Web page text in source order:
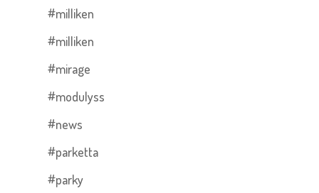
#milliken
#milliken
#mirage
#modulyss
#news
#parketta
#parky